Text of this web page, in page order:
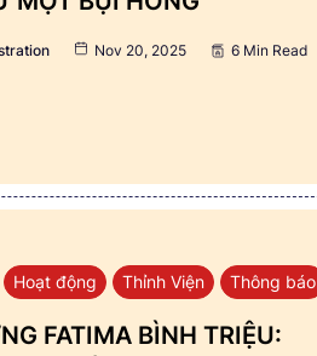
Nov 20, 2025 6 Min Read
Hoạt động Thỉnh Viện Thông báo
FATIMA BÌNH TRIỆU: